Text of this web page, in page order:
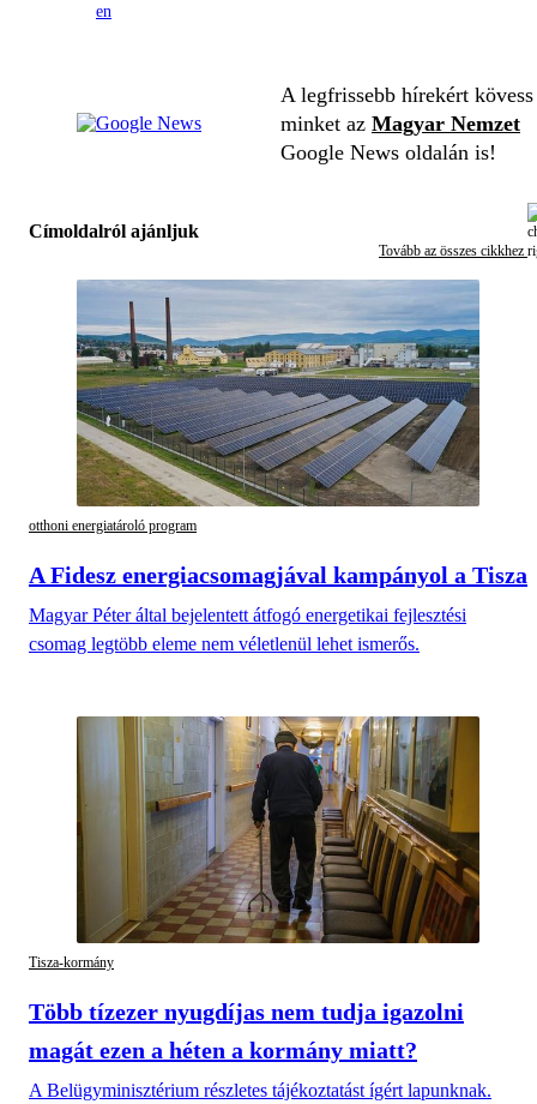
en
A legfrissebb hírekért kövess
minket az Magyar Nemzet
Google News oldalán is!
Címoldalról ajánljuk
Tovább az összes cikkhez
otthoni energiatároló program
A Fidesz energiacsomagjával kampányol a Tisza
Magyar Péter által bejelentett átfogó energetikai fejlesztési
csomag legtöbb eleme nem véletlenül lehet ismerős.
Tisza-kormány
Több tízezer nyugdíjas nem tudja igazolni
magát ezen a héten a kormány miatt?
A Belügyminisztérium részletes tájékoztatást ígért lapunknak.